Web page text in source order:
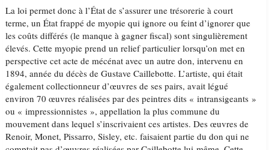
La loi permet donc à l’État de s’assurer une trésorerie à court
terme, un État frappé de myopie qui ignore ou feint d’ignorer que
les coûts différés (le manque à gagner fiscal) sont singulièrement
élevés. Cette myopie prend un relief particulier lorsqu’on met en
perspective cet acte de mécénat avec un autre don, intervenu en
1894, année du décès de Gustave Caillebotte. L’artiste, qui était
également collectionneur d’œuvres de ses pairs, avait légué
environ 70 œuvres réalisées par des peintres dits « intransigeants »
ou « impressionnistes », appellation la plus commune du
mouvement dans lequel s’inscrivaient ces artistes. Des œuvres de
Renoir, Monet, Pissarro, Sisley, etc. faisaient partie du don qui ne